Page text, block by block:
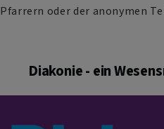
Pfarrern oder der anonymen
Diakonie - ein